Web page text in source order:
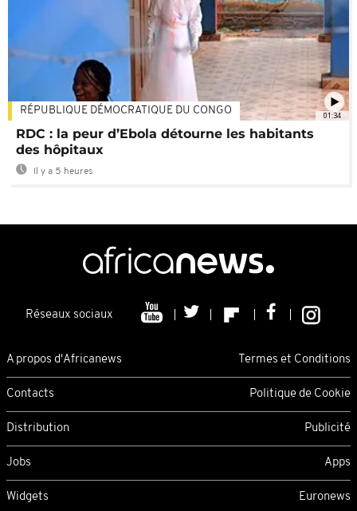
01:34
RÉPUBLIQUE DÉMOCRATIQUE DU CONGO
RDC : la peur d’Ebola détourne les habitants
des hôpitaux
Il y a 5 heures
Réseaux sociaux
A propos d'Africanews Termes et Conditions
Contacts Politique de Cookie
Distribution Publicité
Jobs Apps
Widgets Euronews